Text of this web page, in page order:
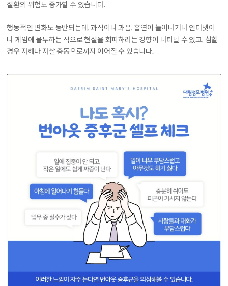
질환의 위험도 증가할 수 있습니다.
행동적인 변화도 동반되는데, 과식이나 과음, 흡연이 늘어나거나 인터넷이
나 게임에 몰두하는 식으로 현실을 회피하려는 경향이 나타날 수 있고, 심할
경우 자해나 자살 충동으로까지 이어질 수 있습니다.